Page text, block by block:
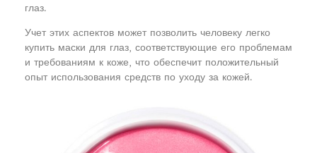
глаз.
Учет этих аспектов может позволить человеку легко
купить маски для глаз, соответствующие его проблемам
и требованиям к коже, что обеспечит положительный
опыт использования средств по уходу за кожей.